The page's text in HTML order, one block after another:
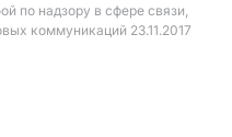
по надзору в сфере связи,
коммуникаций 23.11.2017